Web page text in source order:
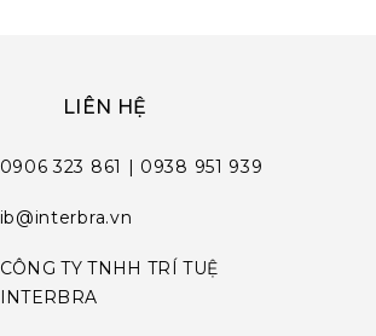
LIÊN HỆ
0906 323 861 | 0938 951 939
ib@interbra.vn
CÔNG TY TNHH TRÍ TUỆ
INTERBRA